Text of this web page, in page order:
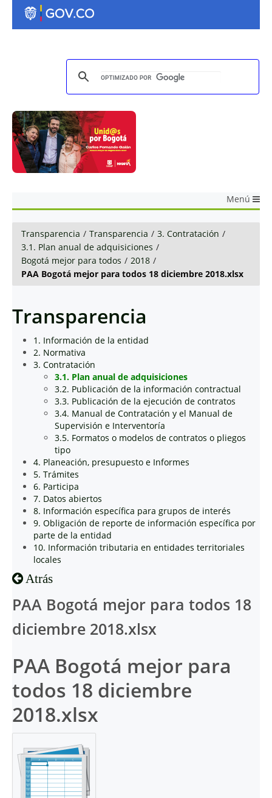
Menú
Transparencia / Transparencia / 3. Contratación /
3.1. Plan anual de adquisiciones /
Bogotá mejor para todos / 2018 /
PAA Bogotá mejor para todos 18 diciembre 2018.xlsx
Transparencia
1. Información de la entidad
2. Normativa
3. Contratación
3.1. Plan anual de adquisiciones
3.2. Publicación de la información contractual
3.3. Publicación de la ejecución de contratos
3.4. Manual de Contratación y el Manual de
Supervisión e Interventoría
3.5. Formatos o modelos de contratos o pliegos
tipo
4. Planeación, presupuesto e Informes
5. Trámites
6. Participa
7. Datos abiertos
8. Información específica para grupos de interés
9. Obligación de reporte de información específica por
parte de la entidad
10. Información tributaria en entidades territoriales
locales
Atrás
PAA Bogotá mejor para todos 18
diciembre 2018.xlsx
PAA Bogotá mejor para
todos 18 diciembre
2018.xlsx